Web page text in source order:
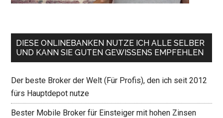
DIESE ONLINEBANKEN NUTZE ICH ALLE SELBER
UND KANN SIE GUTEN GEWISSENS EMPFEHLEN
Der beste Broker der Welt (Für Profis), den ich seit 2012
fürs Hauptdepot nutze
Bester Mobile Broker für Einsteiger mit hohen Zinsen